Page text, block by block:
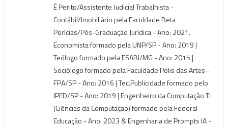
É Perito/Assistente Judicial Trabalhista -
Contábil/Imobiliário pela Faculdade Beta
Perícias/Pós-Graduação Jurídica - Ano: 2021.
Economista formado pela UNP/SP - Ano: 2019 |
Teólogo formado pela ESABI/MG - Ano: 2015 |
Sociólogo formado pela Faculdade Polis das Artes -
FPA/SP - Ano: 2016 | Tec.Publicidade formado pelo
IPED/SP - Ano: 2019 | Engenheiro da Computação TI
(Ciências da Computação) formado pela Federal
Educação - Ano: 2023 & Engenharia de Prompts IA -